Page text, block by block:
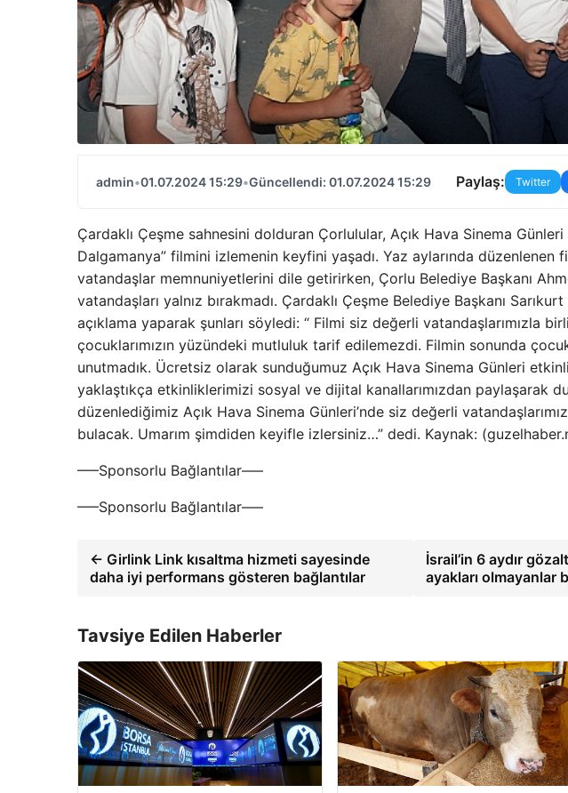
admin•01.07.2024 15:29•Güncellendi: 01.07.2024 15:29 Paylaş: Twitter
Çardaklı Çeşme sahnesini dolduran Çorlulular, Açık Hava Sinema
Dalgamanya” filmini izlemenin keyfini yaşadı. Yaz aylarında
vatandaşlar memnuniyetlerini dile getirirken, Çorlu Belediye Başkanı
vatandaşları yalnız bırakmadı. Çardaklı Çeşme Belediye Başkanı
açıklama yaparak şunları söyledi: “ Filmi siz değerli vatandaşlarımızla
çocuklarımızın yüzündeki mutluluk tarif edilemezdi. Filmin sonunda
unutmadık. Ücretsiz olarak sunduğumuz Açık Hava Sinema Günleri
yaklaştıkça etkinliklerimizi sosyal ve dijital kanallarımızdan paylaşarak
düzenlediğimiz Açık Hava Sinema Günleri’nde siz değerli
bulacak. Umarım şimdiden keyifle izlersiniz…” dedi. Kaynak:
—–Sponsorlu Bağlantılar—–
—–Sponsorlu Bağlantılar—–
← Girlink Link kısaltma hizmeti sayesinde
daha iyi performans gösteren bağlantılar
İsrail’in 6 aydır
ayakları olmayanlar
Tavsiye Edilen Haberler